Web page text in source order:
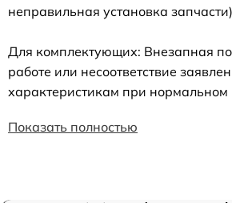
неправильная установка
Для комплектующих: Внезапная
работе или несоответствие
характеристикам при нормальном
Показать полностью